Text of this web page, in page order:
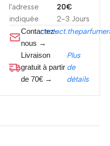
l'adresse
indiquée
2-3 Jours
20€
Contactez-
nous →
Livraison
gratuit à partir
de 70€ →
Plus
de
détails